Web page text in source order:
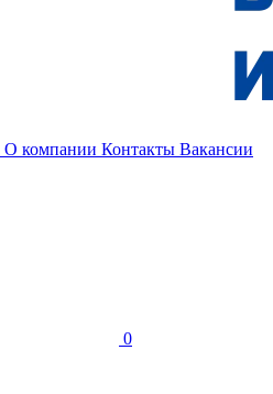
О компании Контакты Вакансии
0